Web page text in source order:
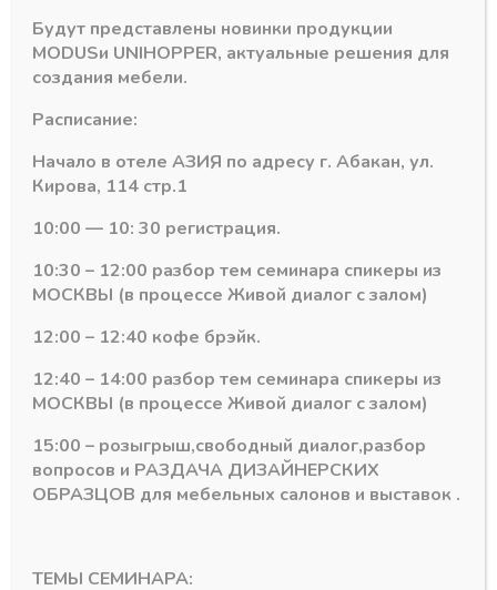
Детали
Похожие товары
Механизм Huwilift
Будут представлены новинки продукции
MODUSи UNIHOPPER, актуальные решения для
создания мебели.
Расписание:
Начало в отеле АЗИЯ по адресу г. Абакан, ул.
Кирова, 114 стр.1
10:00 — 10: 30 регистрация.
10:30 – 12:00 разбор тем семинара спикеры из
МОСКВЫ (в процессе Живой диалог с залом)
12:00 – 12:40 кофе брэйк.
12:40 – 14:00 разбор тем семинара спикеры из
МОСКВЫ (в процессе Живой диалог с залом)
15:00 – розыгрыш,свободный диалог,разбор
вопросов и РАЗДАЧА ДИЗАЙНЕРСКИХ
ОБРАЗЦОВ для мебельных салонов и выставок .
ТЕМЫ СЕМИНАРА: